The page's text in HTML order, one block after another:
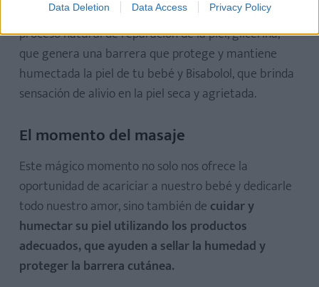
Data Deletion Data Access Privacy Policy
la zona del pañal. Contiene pantenol, que ayuda al
proceso natural de reparación de la piel, glicerina,
que genera una barrera que protege y mantiene
humectada la piel de tu bebé y Bisabolol, que brinda
sensación de alivio en la piel seca y agrietada.
El momento del masaje
Este mágico momento no solo nos ofrece la
oportunidad de acariciar a nuestro bebé y dedicarle
todo nuestro amor, sino también de cuidar y
humectar su piel utilizando los productos
adecuados, que ayuden a sellar la humedad y
proteger la barrera cutánea.